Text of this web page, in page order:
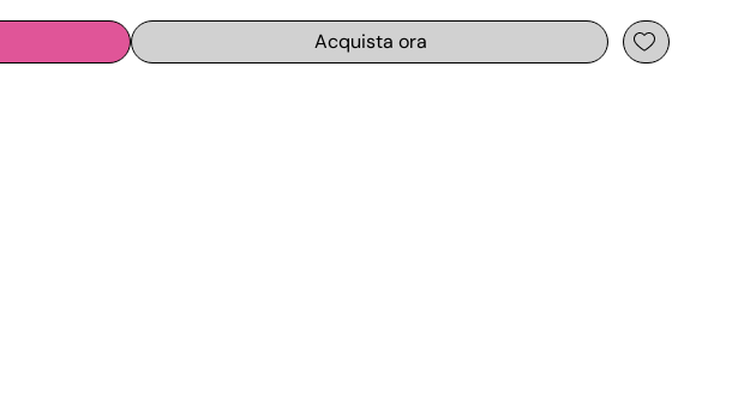
Acquista ora